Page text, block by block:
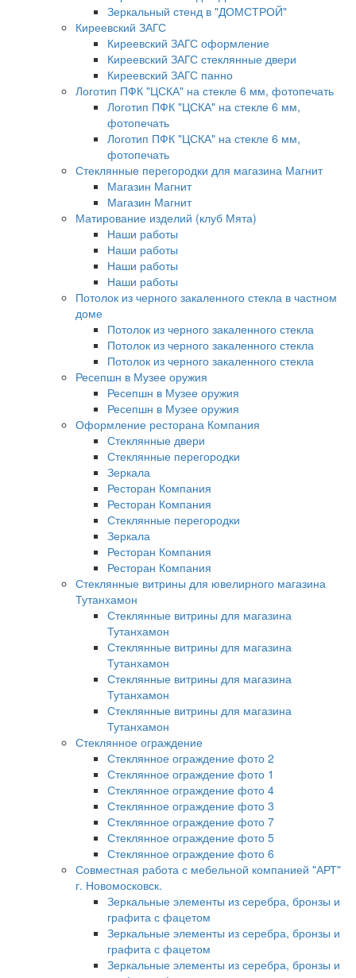
Зеркальный стенд в "ДОМСТРОЙ"
Киреевский ЗАГС
Киреевский ЗАГС оформление
Киреевский ЗАГС стеклянные двери
Киреевский ЗАГС панно
Логотип ПФК "ЦСКА" на стекле 6 мм, фотопечать
Логотип ПФК "ЦСКА" на стекле 6 мм,
фотопечать
Логотип ПФК "ЦСКА" на стекле 6 мм,
фотопечать
Стеклянные перегородки для магазина Магнит
Магазин Магнит
Магазин Магнит
Матирование изделий (клуб Мята)
Наши работы
Наши работы
Наши работы
Наши работы
Потолок из черного закаленного стекла в частном
доме
Потолок из черного закаленного стекла
Потолок из черного закаленного стекла
Потолок из черного закаленного стекла
Ресепшн в Музее оружия
Ресепшн в Музее оружия
Ресепшн в Музее оружия
Оформление ресторана Компания
Стеклянные двери
Стеклянные перегородки
Зеркала
Ресторан Компания
Ресторан Компания
Стеклянные перегородки
Зеркала
Ресторан Компания
Ресторан Компания
Стеклянные витрины для ювелирного магазина
Тутанхамон
Стеклянные витрины для магазина
Тутанхамон
Стеклянные витрины для магазина
Тутанхамон
Стеклянные витрины для магазина
Тутанхамон
Стеклянные витрины для магазина
Тутанхамон
Стеклянное ограждение
Стеклянное ограждение фото 2
Стеклянное ограждение фото 1
Стеклянное ограждение фото 4
Стеклянное ограждение фото 3
Стеклянное ограждение фото 7
Стеклянное ограждение фото 5
Стеклянное ограждение фото 6
Совместная работа с мебельной компанией "АРТ"
г. Новомосковск.
Зеркальные элементы из серебра, бронзы и
графита с фацетом
Зеркальные элементы из серебра, бронзы и
графита с фацетом
Зеркальные элементы из серебра, бронзы и